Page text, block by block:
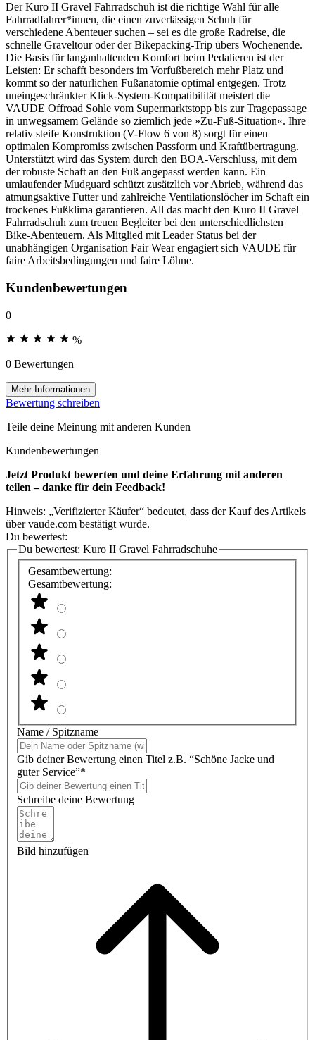
Der Kuro II Gravel Fahrradschuh ist die richtige Wahl für alle
Fahrradfahrer*innen, die einen zuverlässigen Schuh für
verschiedene Abenteuer suchen – sei es die große Radreise, die
schnelle Graveltour oder der Bikepacking-Trip übers Wochenende.
Die Basis für langanhaltenden Komfort beim Pedalieren ist der
Leisten: Er schafft besonders im Vorfußbereich mehr Platz und
kommt so der natürlichen Fußanatomie optimal entgegen. Trotz
uneingeschränkter Klick-System-Kompatibilität meistert die
VAUDE Offroad Sohle vom Supermarktstopp bis zur Tragepassage
in unwegsamem Gelände so ziemlich jede »Zu-Fuß-Situation«. Ihre
relativ steife Konstruktion (V-Flow 6 von 8) sorgt für einen
optimalen Kompromiss zwischen Passform und Kraftübertragung.
Unterstützt wird das System durch den BOA-Verschluss, mit dem
der robuste Schaft an den Fuß angepasst werden kann. Ein
umlaufender Mudguard schützt zusätzlich vor Abrieb, während das
atmungsaktive Futter und zahlreiche Ventilationslöcher im Schaft ein
trockenes Fußklima garantieren. All das macht den Kuro II Gravel
Fahrradschuh zum treuen Begleiter bei den unterschiedlichsten
Bike-Abenteuern. Als Mitglied mit Leader Status bei der
unabhängigen Organisation Fair Wear engagiert sich VAUDE für
faire Arbeitsbedingungen und faire Löhne.
Kundenbewertungen
0
%
0 Bewertungen
Mehr Informationen
Bewertung schreiben
Teile deine Meinung mit anderen Kunden
Kundenbewertungen
Jetzt Produkt bewerten und deine Erfahrung mit anderen
teilen – danke für dein Feedback!
Hinweis: „Verifizierter Käufer“ bedeutet, dass der Kauf des Artikels
über vaude.com bestätigt wurde.
Du bewertest:
Du bewertest: Kuro II Gravel Fahrradschuhe
Gesamtbewertung:
Gesamtbewertung:
Name / Spitzname
Gib deiner Bewertung einen Titel z.B. “Schöne Jacke und
guter Service”*
Schreibe deine Bewertung
Bild hinzufügen